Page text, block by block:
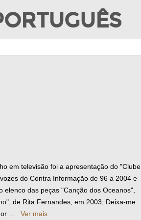
em televisão foi a apresentação do "Clube
do Contra Informação de 96 a 2004 e
das peças "Canção dos Oceanos",
de Rita Fernandes, em 2003; Deixa-me
Ver mais